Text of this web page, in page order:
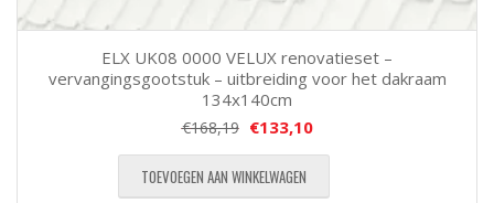
ELX UK08 0000 VELUX renovatieset –
vervangingsgootstuk – uitbreiding voor het dakraam
134x140cm
€168,19 €133,10
TOEVOEGEN AAN WINKELWAGEN